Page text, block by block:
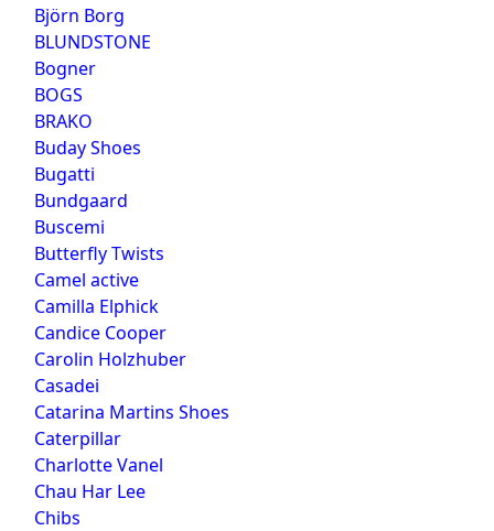
Björn Borg
BLUNDSTONE
Bogner
BOGS
BRAKO
Buday Shoes
Bugatti
Bundgaard
Buscemi
Butterfly Twists
Camel active
Camilla Elphick
Candice Cooper
Carolin Holzhuber
Casadei
Catarina Martins Shoes
Caterpillar
Charlotte Vanel
Chau Har Lee
Chibs